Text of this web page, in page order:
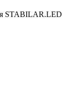
STABILAR.LED